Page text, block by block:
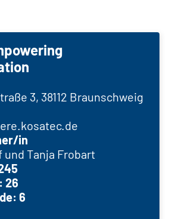
3, 38112 Braunschweig
in
und Tanja Frobart
26
6